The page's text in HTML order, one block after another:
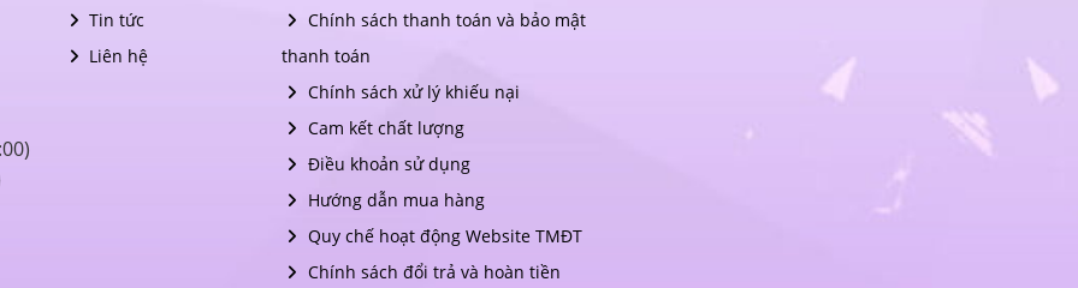
Tin tức
Liên hệ
Chính sách thanh toán và bảo mật
thanh toán
Chính sách xử lý khiếu nại
Cam kết chất lượng
Điều khoản sử dụng
Hướng dẫn mua hàng
Quy chế hoạt động Website TMĐT
Chính sách đổi trả và hoàn tiền